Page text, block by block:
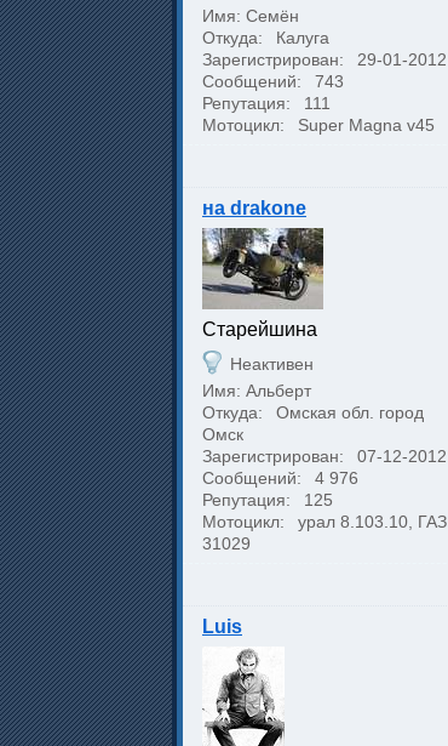
Имя: Семён
Откуда:
Калуга
Зарегистрирован:
29-01-2012
Сообщений:
743
Репутация:
111
Мотоцикл:
Super Magna v45
на drakone
Cтарейшина
Неактивен
Имя: Альберт
Откуда:
Омская обл. город
Омск
Зарегистрирован:
07-12-2012
Сообщений:
4 976
Репутация:
125
Мотоцикл:
урал 8.103.10, ГАЗ
31029
Luis